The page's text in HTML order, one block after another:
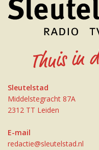
Sleutelstad
Middelstegracht 87A
2312 TT Leiden
E-mail
redactie@sleutelstad.nl